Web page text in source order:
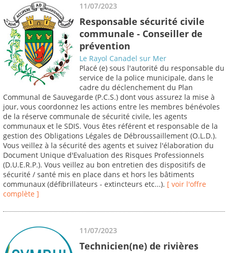
11/07/2023
Responsable sécurité civile
communale - Conseiller de
prévention
Le Rayol Canadel sur Mer
Placé (e) sous l'autorité du responsable du
service de la police municipale, dans le
cadre du déclenchement du Plan
Communal de Sauvegarde (P.C.S.) dont vous assurez la mise à
jour, vous coordonnez les actions entre les membres bénévoles
de la réserve communale de sécurité civile, les agents
communaux et le SDIS. Vous êtes référent et responsable de la
gestion des Obligations Légales de Débroussaillement (O.L.D.).
Vous veillez à la sécurité des agents et suivez l'élaboration du
Document Unique d'Evaluation des Risques Professionnels
(D.U.E.R.P.). Vous veillez au bon entretien des dispositifs de
sécurité / santé mis en place dans et hors les bâtiments
communaux (défibrillateurs - extincteurs etc...). [ voir l'offre
complète ]
11/07/2023
Technicien(ne) de rivières